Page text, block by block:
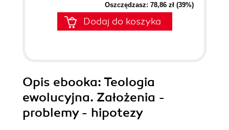
Oszczędzasz: 78,86 zł (39%)
Dodaj do koszyka
Opis ebooka: Teologia
ewolucyjna. Założenia -
problemy - hipotezy